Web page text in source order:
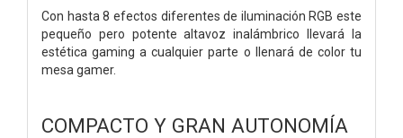
Con hasta 8 efectos diferentes de iluminación RGB este
pequeño pero potente altavoz inalámbrico llevará la
estética gaming a cualquier parte o llenará de color tu
mesa gamer.
COMPACTO Y GRAN AUTONOMÍA